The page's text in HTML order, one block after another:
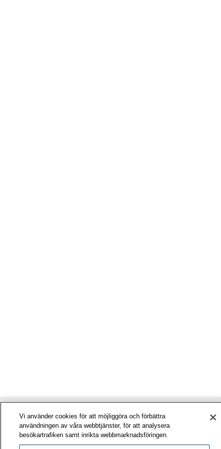
Vi använder cookies för att möjliggöra och förbättra
användningen av våra webbtjänster, för att analysera
besökartrafiken samt inrikta webbmarknadsföringen.